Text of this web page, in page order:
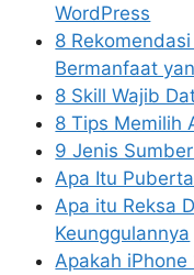
WordPress
8
Bermanfaat
8 Skill Wajib
8 Tips Memilih
9 Jenis
Apa Itu
Apa itu Reksa
Keunggulannya
Apakah iPhone